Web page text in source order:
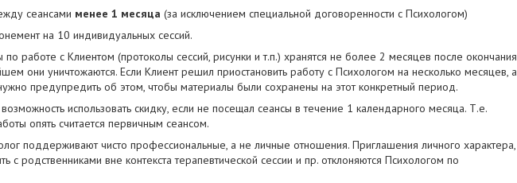
сеансами менее 1 месяца (за исключением специальной договоренности с Психологом)
на 10 индивидуальных сессий.
работе с Клиентом (протоколы сессий, рисунки и т.п.) хранятся не более 2 месяцев после окончания
они уничтожаются. Если Клиент решил приостановить работу с Психологом на несколько месяцев, а
предупредить об этом, чтобы материалы были сохранены на этот конкретный период.
использовать скидку, если не посещал сеансы в течение 1 календарного месяца. Т.е.
опять считается первичным сеансом.
поддерживают чисто профессиональные, а не личные отношения. Приглашения личного характера,
с родственниками вне контекста терапевтической сессии и пр. отклоняются Психологом по